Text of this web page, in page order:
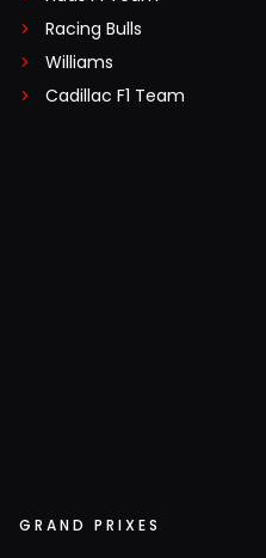
Racing Bulls
Williams
Cadillac F1 Team
GRAND PRIXES